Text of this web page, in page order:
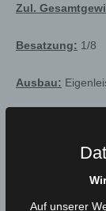
Zul.
Besatzung: 1/8
Ausbau:
Auf unserer